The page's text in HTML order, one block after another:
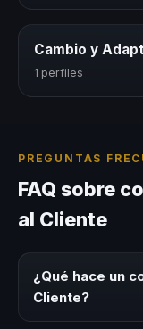
Cambio y
1 perfiles
PREGUNTAS
FAQ sobre
al Cliente
¿Qué hace un
Cliente?